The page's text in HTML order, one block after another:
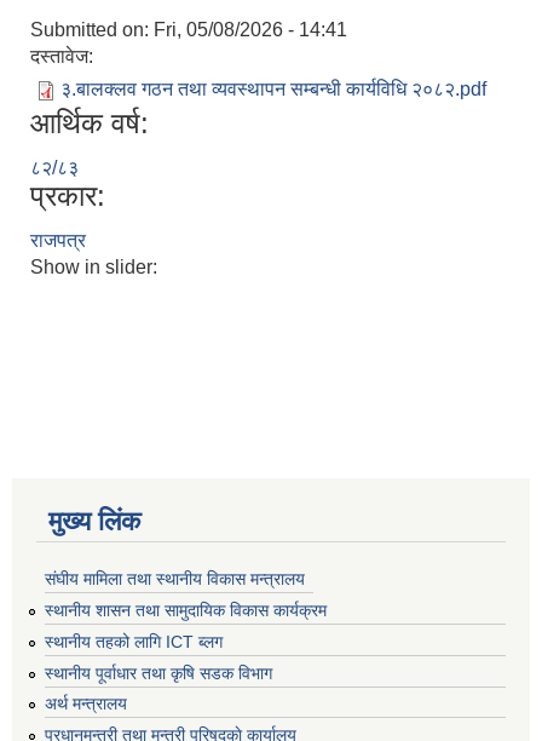
Submitted on: Fri, 05/08/2026 - 14:41
दस्तावेज:
३.बालक्लव गठन तथा व्यवस्थापन सम्बन्धी कार्यविधि २०८२.pdf
आर्थिक वर्ष:
८२/८३
प्रकार:
राजपत्र
Show in slider:
मुख्य लिंक
संघीय मामिला तथा स्थानीय विकास मन्त्रालय
स्थानीय शासन तथा सामुदायिक विकास कार्यक्रम
स्थानीय तहको लागि ICT ब्लग
स्थानीय पूर्वाधार तथा कृषि सडक विभाग
अर्थ मन्त्रालय
प्रधानमन्त्री तथा मन्त्री परिषद्काे कार्यालय